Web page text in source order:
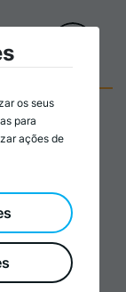
os seus
para
ações de